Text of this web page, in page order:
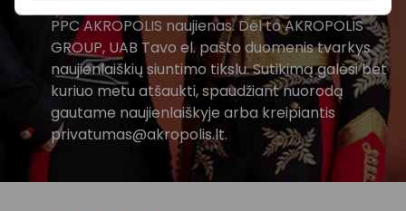
PPC AKROPOLIS naujienas. Dėl to AKROPOLIS
GROUP, UAB Tavo el. pašto duomenis tvarkys
naujienlaiškių siuntimo tikslu. Sutikimą galėsi bet
kuriuo metu atšaukti, spaudžiant nuorodą
gautame naujienlaiškyje arba kreipiantis
privatumas@akropolis.lt.